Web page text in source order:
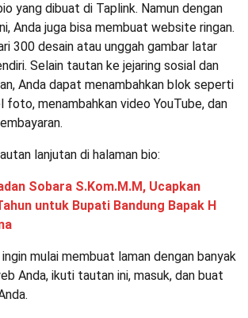
yang dibuat di Taplink. Namun dengan
Anda juga bisa membuat website ringan.
300 desain atau unggah gambar latar
Selain tautan ke jejaring sosial dan
Anda dapat menambahkan blok seperti
foto, menambahkan video YouTube, dan
lanjutan di halaman bio:
Sobara S.Kom.M.M, Ucapkan
untuk Bupati Bandung Bapak H
mulai membuat laman dengan banyak
Anda, ikuti tautan ini, masuk, dan buat